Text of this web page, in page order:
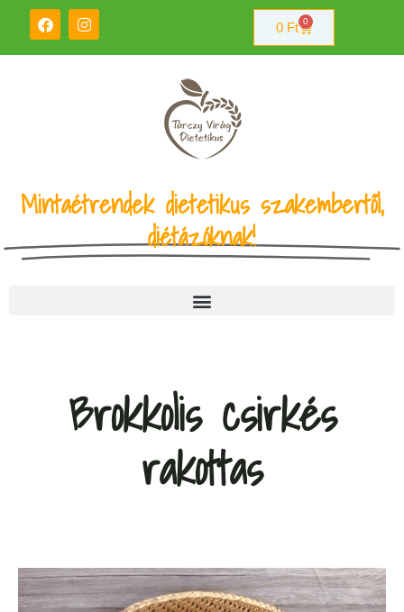
0 Ft 0
Mintaétrendek dietetikus szakembertől,
diétázóknak!
Brokkolis csirkés
rakottas